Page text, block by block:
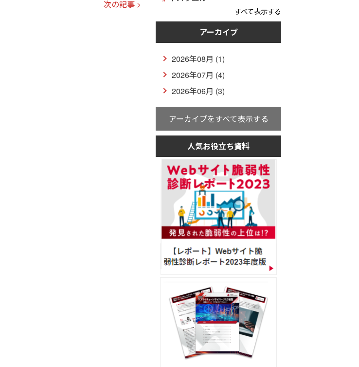
次の記事 >
すべて表示する
アーカイブ
2026年08月 (1)
2026年07月 (4)
2026年06月 (3)
アーカイブをすべて表示する
人気お役立ち資料